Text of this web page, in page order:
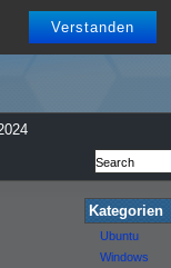
Verstanden
Kategorien
Ubuntu
Windows